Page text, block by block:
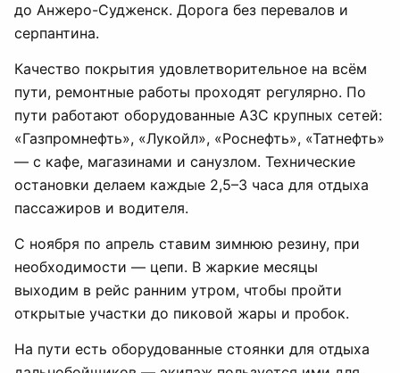
до Анжеро-Судженск. Дорога без перевалов и
серпантина.
Качество покрытия удовлетворительное на всём
пути, ремонтные работы проходят регулярно. По
пути работают оборудованные АЗС крупных сетей:
«Газпромнефть», «Лукойл», «Роснефть», «Татнефть»
— с кафе, магазинами и санузлом. Технические
остановки делаем каждые 2,5–3 часа для отдыха
пассажиров и водителя.
С ноября по апрель ставим зимнюю резину, при
необходимости — цепи. В жаркие месяцы
выходим в рейс ранним утром, чтобы пройти
открытые участки до пиковой жары и пробок.
На пути есть оборудованные стоянки для отдыха